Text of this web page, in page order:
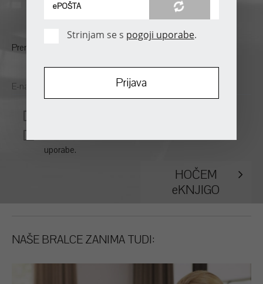
Kako enostavno doseči visoko pokojnino
Največje napake pri načrtovanju rente
Prenesite si svojo
E-naslov*
uporabe.
eKNJIGO
NAŠE BRALCE ZANIMA TUDI:
Strinjam se s pogoji uporabe.